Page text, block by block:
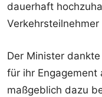
dauerhaft
Der Minister
für ihr Engagement
maßgeblich dazu